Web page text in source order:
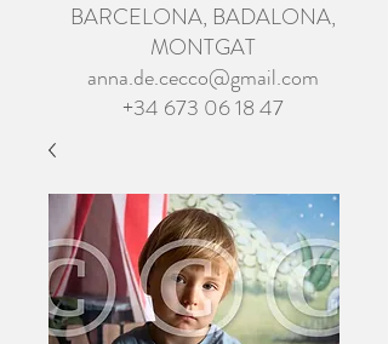
BARCELONA, BADALONA,
MONTGAT
anna.de.cecco@gmail.com
+34 673 06 18 47